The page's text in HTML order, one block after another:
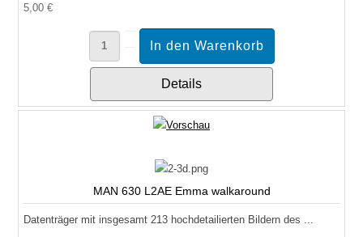
5,00 €
Details
MAN 630 L2AE Emma walkaround
Datenträger mit insgesamt 213 hochdetailierten Bildern des ...